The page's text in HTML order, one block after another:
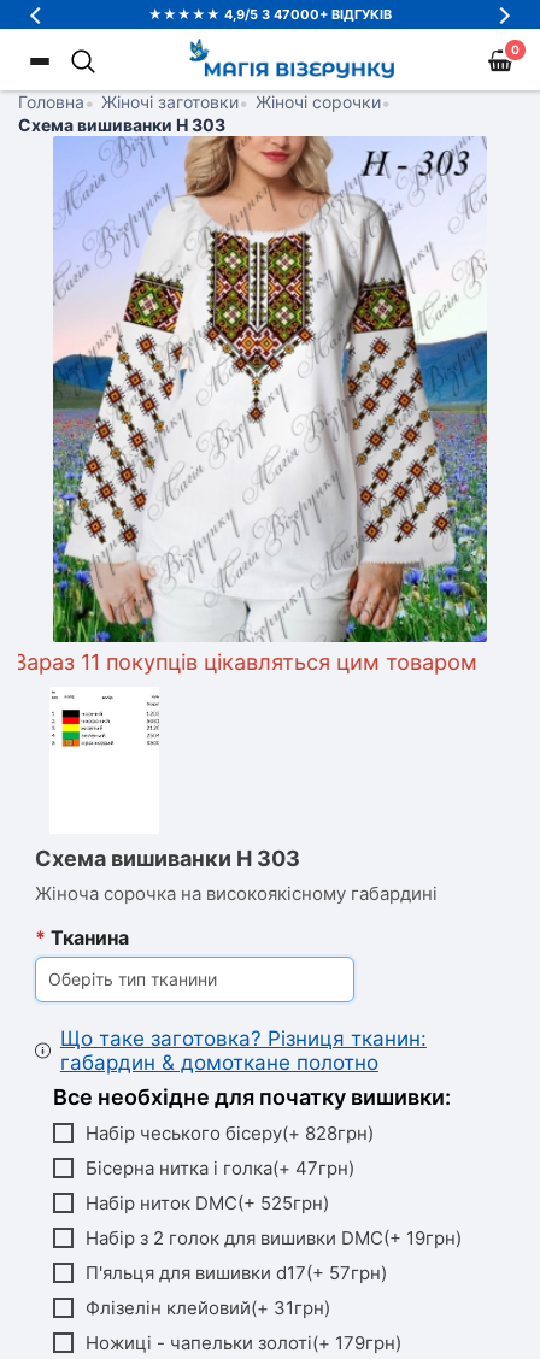
★★★★★ 4,9/5 З 47000+ ВІДГУКІВ
0
Головна• Жіночі заготовки• Жіночі сорочки•
Схема вишиванки Н 303
11 покупців цікавляться цим товаром
Схема вишиванки Н 303
Жіноча сорочка на високоякісному габардині
* Тканина
Оберіть тип тканини
Що таке заготовка? Різниця тканин:
габардин & домоткане полотно
Все необхідне для початку вишивки:
Набір чеського бісеру(+ 828грн)
Бісерна нитка і голка(+ 47грн)
Набір ниток DMC(+ 525грн)
Набір з 2 голок для вишивки DMC(+ 19грн)
П'яльця для вишивки d17(+ 57грн)
Флізелін клейовий(+ 31грн)
Ножиці - чапельки золоті(+ 179грн)